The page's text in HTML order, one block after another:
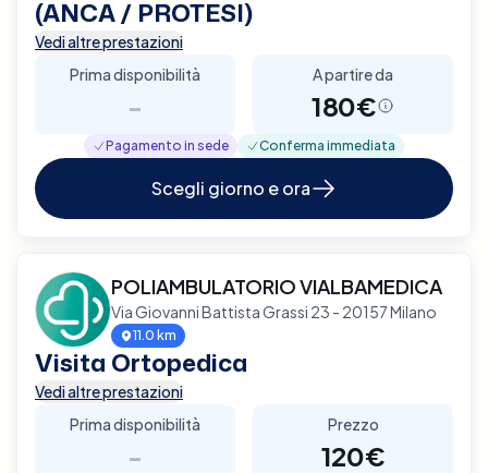
(ANCA / PROTESI)
Vedi altre prestazioni
Prima disponibilità
-
A partire da
180€
Pagamento in sede Conferma immediata
Scegli giorno e ora
POLIAMBULATORIO VIALBAMEDICA
Via Giovanni Battista Grassi 23 - 20157 Milano
11.0 km
Visita Ortopedica
Vedi altre prestazioni
Prima disponibilità
-
Prezzo
120€